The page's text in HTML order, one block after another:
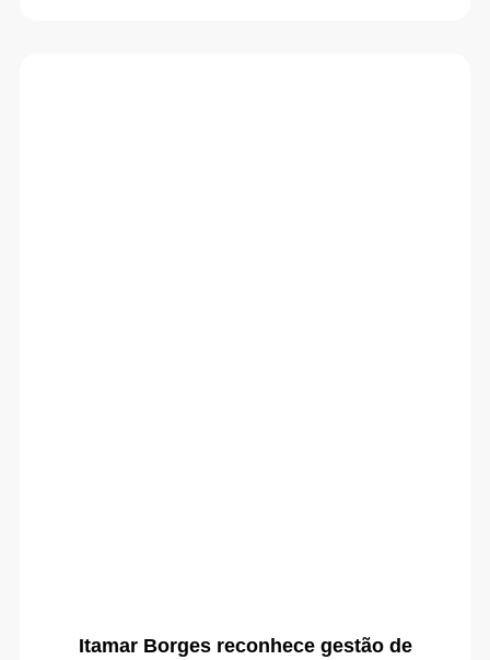
Itamar Borges reconhece gestão de